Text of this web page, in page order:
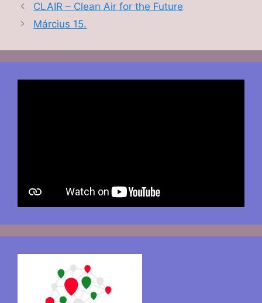
CLAIR – Clean Air for the Future
Március 15.